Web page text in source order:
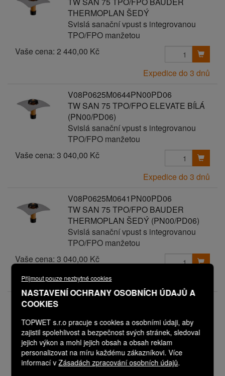
Přijmout pouze nezbytné cookies
NASTAVENÍ OCHRANY OSOBNÍCH ÚDAJŮ A
COOKIES
TOPWET s.r.o pracuje s cookies a osobními údaji, aby
zajistil spolehlivost a bezpečnost svých stránek, sledoval
jejich výkon a mohl jejich obsah a obsah reklam
personalizovat na míru každému zákazníkovi. Více
informací vZásadách zpracování osobních údajů.
THERMOPLAN ŠEDÝ
Svislá sanační vpust s integrovanou
TPO/FPO manžetou
Vaše cena: 2 440,00 Kč
Expedice do 3 dnů
V08P0625M0644PN00PD06
TW SAN 75 TPO/FPO ELEVATE BÍLÁ
(PN00/PD06)
Svislá sanační vpust s integrovanou
TPO/FPO manžetou
Vaše cena: 3 040,00 Kč
Expedice do 3 dnů
V08P0625M0641PN00PD06
TW SAN 75 TPO/FPO BAUDER
THERMOPLAN ŠEDÝ (PN00/PD06)
Svislá sanační vpust s integrovanou
TPO/FPO manžetou
Vaše cena: 3 040,00 Kč
BÍLÁ (PN00/PD06)
Svislá sanační vpust s integrovanou
TPO/FPO manžetou
Vaše cena:3 040,00 Kč